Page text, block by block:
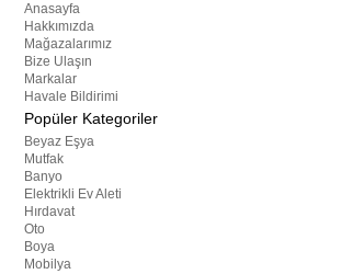
Anasayfa
Hakkımızda
Mağazalarımız
Bize Ulaşın
Markalar
Havale Bildirimi
Popüler Kategoriler
Beyaz Eşya
Mutfak
Banyo
Elektrikli Ev Aleti
Hırdavat
Oto
Boya
Mobilya